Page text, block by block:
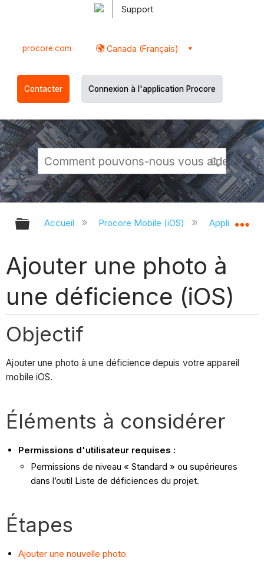
Support
procore.com Canada (Français)
Contacter Connexion à l'application Procore
Développer/réduire la hiérarchie
Accueil Procore Mobile (iOS) Application
Ajouter une photo à
une déficience (iOS)
Objectif
Ajouter une photo à une déficience depuis votre appareil
mobile iOS.
Éléments à considérer
Permissions d'utilisateur requises :
Permissions de niveau « Standard » ou supérieures
dans l’outil Liste de déficiences du projet.
Étapes
Ajouter une nouvelle photo